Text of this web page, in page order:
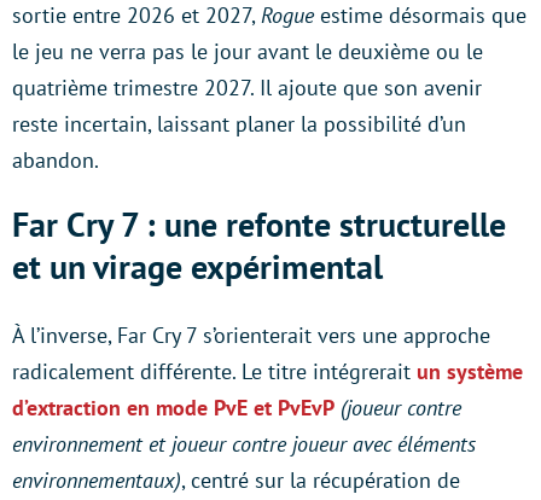
sortie entre 2026 et 2027,Rogueestime désormais que
le jeu ne verra pas le jour avant le deuxième ou le
quatrième trimestre 2027. Il ajoute que son avenir
reste incertain, laissant planer la possibilité d’un
abandon.
Far Cry 7 : une refonte structurelle
et un virage expérimental
À l’inverse, Far Cry 7 s’orienterait vers une approche
radicalement différente. Le titre intégrerait un système
d’extraction en mode PvE et PvEvP (joueur contre
environnement et joueur contre joueur avec éléments
environnementaux), centré sur la récupération de